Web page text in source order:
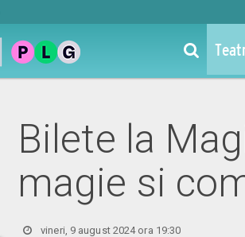
Bilete la
magie si
vineri, 9 august 2024 ora 19:30